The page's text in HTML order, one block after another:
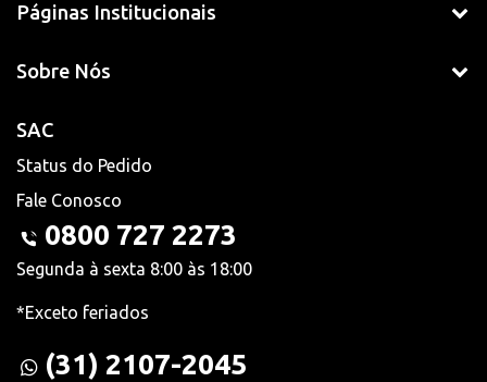
Páginas Institucionais
Sobre Nós
SAC
Status do Pedido
Fale Conosco
0800 727 2273
Segunda à sexta 8:00 às 18:00
*Exceto feriados
(31) 2107-2045